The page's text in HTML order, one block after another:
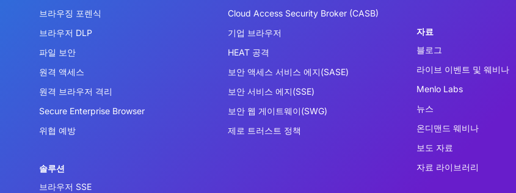
브라우징 포렌식
브라우저 DLP
파일 보안
원격 액세스
원격 브라우저 격리
Secure Enterprise Browser
위협 예방
솔루션
브라우저 SSE
Cloud Access Security Broker (CASB)
기업 브라우저
HEAT 공격
보안 액세스 서비스 에지(SASE)
보안 서비스 에지(SSE)
보안 웹 게이트웨이(SWG)
제로 트러스트 정책
자료
블로그
라이브 이벤트 및 웨비나
Menlo Labs
뉴스
온디맨드 웨비나
보도 자료
자료 라이브러리